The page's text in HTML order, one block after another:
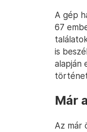
A gép
67
is
alapján
Már
Az már